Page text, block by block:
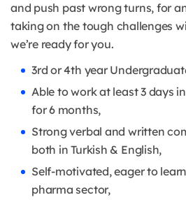
and push past wrong turns, for
taking on the tough challenges
we’re ready for you.
3rd or 4th year
Able to work at least 3 days
for 6 months,
Strong verbal and written
both in Turkish & English,
Self-motivated, eager to
pharma sector,